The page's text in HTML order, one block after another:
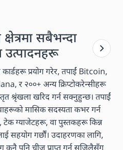
सबैभन्दा
उत्पादनहरू
कार्डहरू प्रयोग गरेर, तपाईं Bitcoin,
र २००+ अन्य क्रिप्टोकरेन्सीहरू
श्रृंखला खरिद गर्न सक्नुहुन्छ। तपाईं
मासिक सदस्यता कभर गर्न
टेक ग्याजेटहरू, वा पुस्तकहरू किन्न
सहयोग गर्छौं। उदाहरणका लागि,